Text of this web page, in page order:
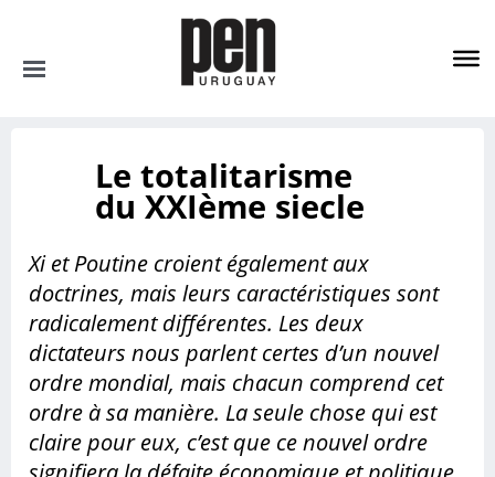
Noticias
Opinión
Pen Internacional
Literatura
Nuevos Libros
Le totalitarisme
du XXIème siecle
Xi et Poutine croient également aux
doctrines, mais leurs caractéristiques sont
radicalement différentes. Les deux
dictateurs nous parlent certes d’un nouvel
ordre mondial, mais chacun comprend cet
ordre à sa manière. La seule chose qui est
claire pour eux, c’est que ce nouvel ordre